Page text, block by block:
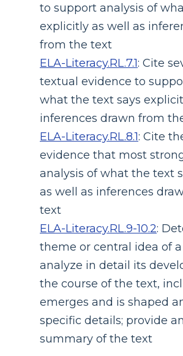
to support analysis of
explicitly as well as
from the text
ELA-Literacy.RL.7.1: Cite
textual evidence to
what the text says
inferences drawn from
ELA-Literacy.RL.8.1: Cite
evidence that most
analysis of what the text
as well as inferences
text
ELA-Literacy.RL.9-10.2:
theme or central idea of
analyze in detail its
the course of the text,
emerges and is shaped
specific details; provide
summary of the text